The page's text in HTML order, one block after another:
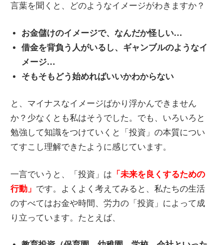
言葉を聞くと、どのようなイメージがわきますか？
お金儲けのイメージで、なんだか怪しい…
借金を背負う人がいるし、ギャンブルのようなイ
メージ…
そもそもどう始めればいいかわからない
と、マイナスなイメージばかり浮かんできません
か？少なくとも私はそうでした。でも、いろいろと
勉強して知識をつけていくと「投資」の本質につい
てすこし理解できたように感じています。
一言でいうと、「投資」は 「未来を良くするための
行動」 です。よくよく考えてみると、私たちの生活
のすべてはお金や時間、労力の「投資」によって成
り立っています。たとえば、